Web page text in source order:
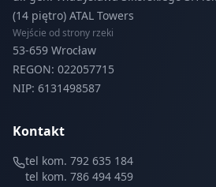
(14 piętro) ATAL Towers
Wejście od strony rzeki
53-659 Wrocław
REGON: 022057715
NIP: 6131498587
Kontakt
tel kom. 792 635 184
tel kom. 786 494 459